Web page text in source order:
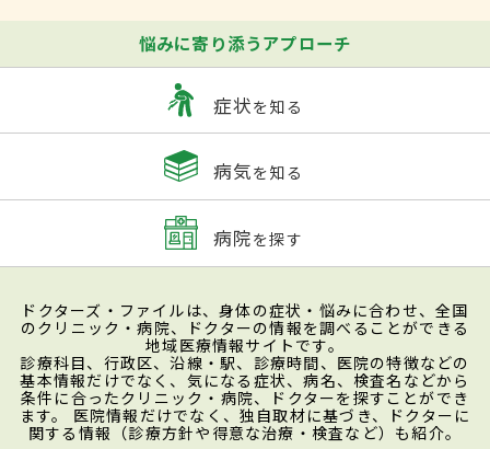
悩みに寄り添うアプローチ
症状を知る
病気を知る
病院を探す
ドクターズ・ファイルは、身体の症状・悩みに合わせ、全国
のクリニック・病院、ドクターの情報を調べることができる
地域医療情報サイトです。
診療科目、行政区、沿線・駅、診療時間、医院の特徴などの
基本情報だけでなく、気になる症状、病名、検査名などから
条件に合ったクリニック・病院、ドクターを探すことができ
ます。 医院情報だけでなく、独自取材に基づき、ドクターに
関する情報（診療方針や得意な治療・検査など）も紹介。